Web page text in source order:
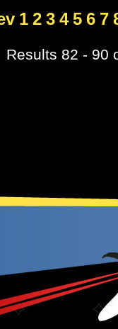
1 2 3 4 5 6 7
Results 82 - 90